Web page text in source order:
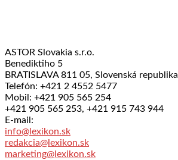
ASTOR Slovakia s.r.o.
Benediktiho 5
BRATISLAVA 811 05, Slovenská republika
Telefón: +421 2 4552 5477
Mobil: +421 905 565 254
+421 905 565 253, +421 915 743 944
E-mail:
info@lexikon.sk
redakcia@lexikon.sk
marketing@lexikon.sk